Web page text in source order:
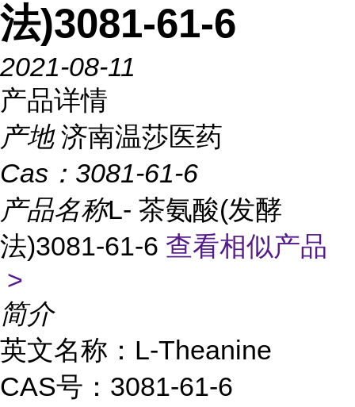
法)3081-61-6
2021-08-11
产品详情
产地 济南温莎医药
Cas： 3081-61-6
产品名称L- 茶氨酸(发酵
法)3081-61-6 查看相似产品
>
简介
英文名称：L-Theanine
CAS号：3081-61-6